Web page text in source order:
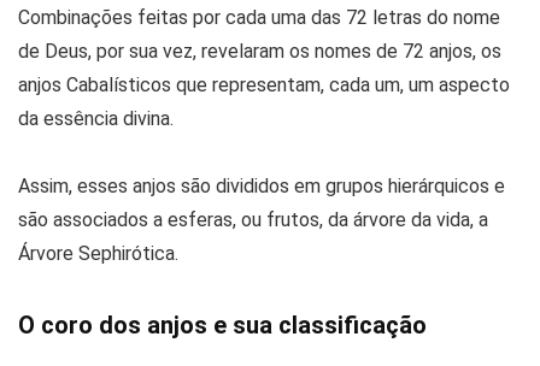
Combinações feitas por cada uma das 72 letras do nome
de Deus, por sua vez, revelaram os nomes de 72 anjos, os
anjos Cabalísticos que representam, cada um, um aspecto
da essência divina.
Assim, esses anjos são divididos em grupos hierárquicos e
são associados a esferas, ou frutos, da árvore da vida, a
Árvore Sephirótica.
O coro dos anjos e sua classificação